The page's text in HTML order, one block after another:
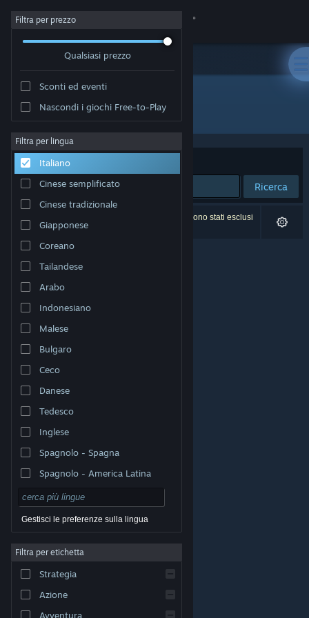
Accedi
Informazioni
Assistenza
Cambia la lingua
Ottieni l'app mobile di Steam
Visualizza il sito web per desktop
appartengono ai rispettivi proprietari negli Stati Uniti e
legali|
Steam| Rimborsi|
Filtra per prezzo
Qualsiasi prezzo
Sconti ed eventi
Nascondi i giochi Free-to-Play
Filtra per lingua
Italiano
Cinese semplificato
Cinese tradizionale
Giapponese
Coreano
Tailandese
Arabo
Indonesiano
Malese
Bulgaro
Ceco
Danese
Tedesco
Inglese
Spagnolo - Spagna
Spagnolo - America Latina
Gestisci le preferenze sulla lingua
Filtra per etichetta
Strategia
Azione
Avventura
Sviluppatore: Tao Langston
Ordina per Rilevanza
Ricerca
0 risultati corrispondono alla tua ricerca. 2 titoli sono stati esclusi
in base alle tue preferenze.